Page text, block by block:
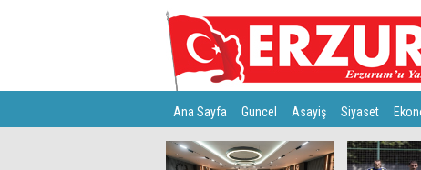
Ana Sayfa Guncel Asayiş Siyaset
Türkiye Teknoloji